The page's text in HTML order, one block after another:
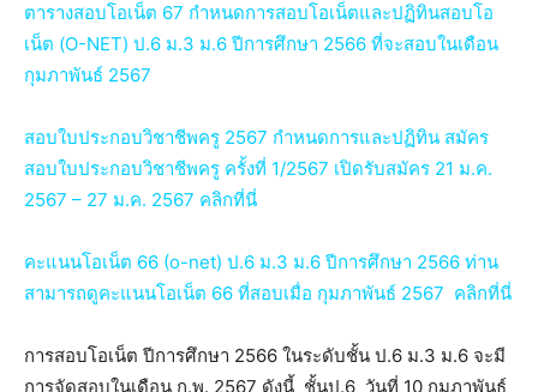
ตารางสอบโอเน็ต 67 กำหนดการสอบโอเน็ตและปฏิทินสอบโอ
เน็ต (O-NET) ป.6 ม.3 ม.6 ปีการศึกษา 2566 ที่จะสอบในเดือน
กุมภาพันธ์ 2567
สอบใบประกอบวิชาชีพครู 2567 กำหนดการและปฏิทิน สมัคร
สอบใบประกอบวิชาชีพครู ครั้งที่ 1/2567 เปิดรับสมัคร 21 ม.ค.
2567 – 27 ม.ค. 2567 คลิกที่นี่
คะแนนโอเน็ต 66 (o-net) ป.6 ม.3 ม.6 ปีการศึกษา 2566 ท่าน
สามารถดูคะแนนโอเน็ต 66 ที่สอบเมื่อ กุมภาพันธ์ 2567 คลิกที่นี่
การสอบโอเน็ต ปีการศึกษา 2566 ในระดับชั้น ป.6 ม.3 ม.6 จะมี
การจัดสอบในเดือน ก.พ. 2567 ดังนี้ ชั้นป.6 วันที่ 10 กุมภาพันธ์